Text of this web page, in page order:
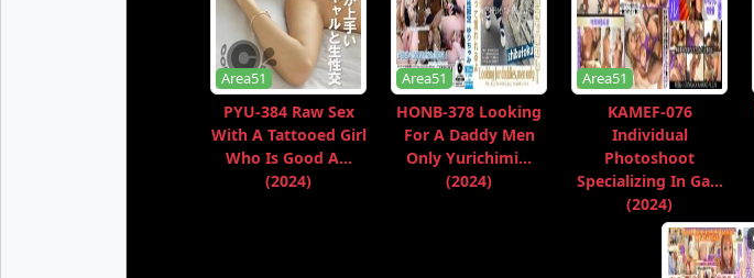
Area51
PYU-384 Raw Sex
With A Tattooed Girl
Who Is Good A...
(2024)
Area51
HONB-378 Looking
For A Daddy Men
Only Yurichimi...
(2024)
Area51
KAMEF-076
Individual
Photoshoot
Specializing In Ga...
(2024)